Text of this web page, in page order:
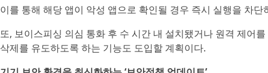
이를 통해 해당 앱이 악성 앱으로 확인될 경우 즉시 실행을 차
또, 보이스피싱 의심 통화 후 수 시간 내 설치됐거나 원격 제어
삭제를 유도하도록 하는 기능도 도입할 계획이다.